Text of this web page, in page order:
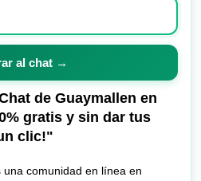
al chat →
de Guaymallen en
gratis y sin dar tus
clic!"
comunidad en línea en